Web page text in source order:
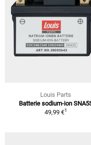
Louis Parts
Batterie sodium-ion
49,99 €1